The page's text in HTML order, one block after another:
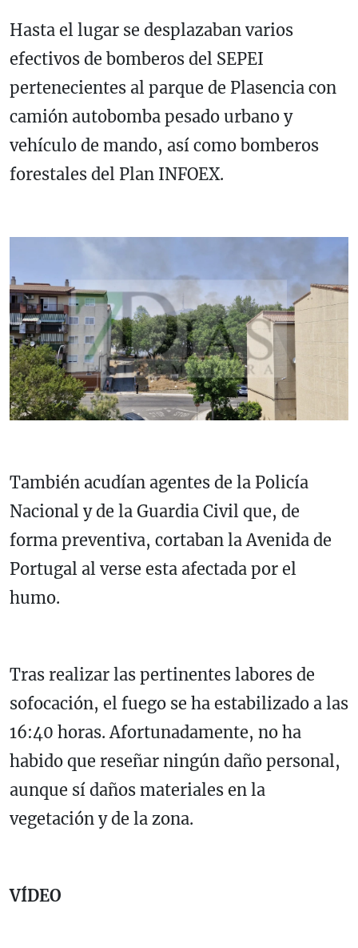
Hasta el lugar se desplazaban varios
efectivos de bomberos del SEPEI
pertenecientes al parque de Plasencia con
camión autobomba pesado urbano y
vehículo de mando, así como bomberos
forestales del Plan INFOEX.
También acudían agentes de la Policía
Nacional y de la Guardia Civil que, de
forma preventiva, cortaban la Avenida de
Portugal al verse esta afectada por el
humo.
Tras realizar las pertinentes labores de
sofocación, el fuego se ha estabilizado a las
16:40 horas. Afortunadamente, no ha
habido que reseñar ningún daño personal,
aunque sí daños materiales en la
vegetación y de la zona.
VÍDEO